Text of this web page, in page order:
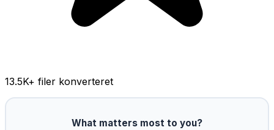
13.5K+ filer konverteret
What matters most to you?